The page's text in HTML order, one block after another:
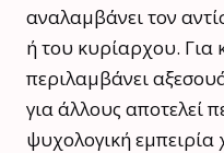
αναλαμβάνει τον
ή του κυρίαρχου. Για
περιλαμβάνει
για άλλους αποτελεί
ψυχολογική